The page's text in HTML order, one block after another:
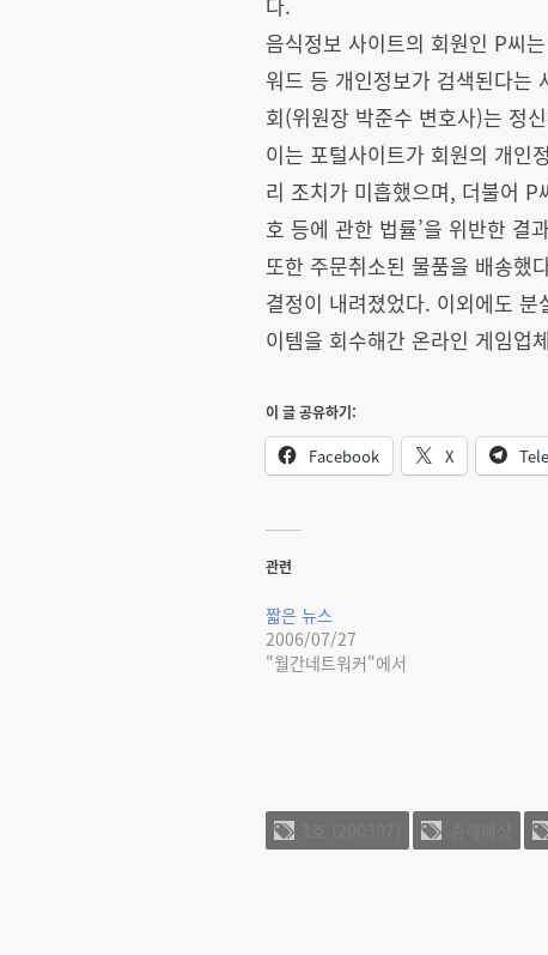
음식정보 사이트의 회원인 P씨
워드 등 개인정보가 검색된다는
회(위원장 박준수 변호사)는 정
이는 포털사이트가 회원의 개인
리 조치가 미흡했으며, 더불어 P
호 등에 관한 법률’을 위반한 결
또한 주문취소된 물품을 배송했
결정이 내려졌었다. 이외에도
이템을 회수해간 온라인 게임업
이 글 공유하기:
Facebook X
관련
짧은 뉴스
2006/07/27
"월간네트워커"에서